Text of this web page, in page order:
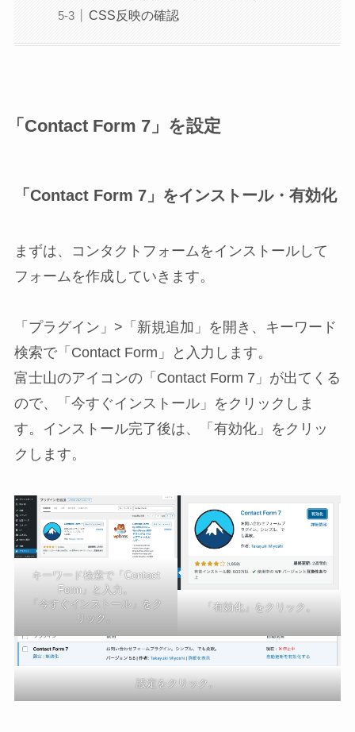
CSS反映の確認
「 Contact Form 7」を設定
「 Contact Form 7」をインストール・有効化
まずは、コンタクトフォームをインストールして
フォームを作成していきます。
「プラグイン」>「新規追加」を開き、キーワード
検索で「Contact Form」と入力します。
富士山のアイコンの「Contact Form 7」が出てくる
ので、「今すぐインストール」をクリックしま
す。インストール完了後は、「有効化」をクリッ
クします。
キーワード検索で「Contact
Form」と入力。
「今すぐインストール」をク
リック。
「有効化」をクリック。
設定をクリック。